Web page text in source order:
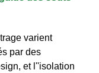
varient
par des
et l''isolation